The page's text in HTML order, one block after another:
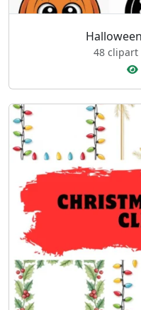
48 clipart